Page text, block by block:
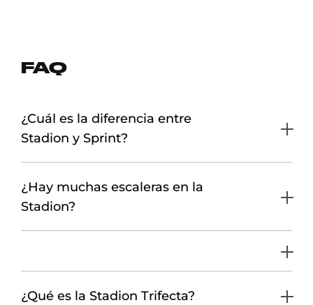
FAQ
¿Cuál es la diferencia entre
Stadion y Sprint?
¿Hay muchas escaleras en la
Stadion?
¿Qué es la Stadion Trifecta?